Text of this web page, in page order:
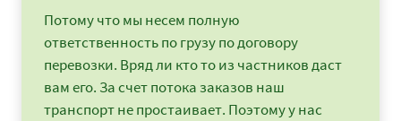
Потому что мы несем полную
ответственность по грузу по договору
перевозки. Вряд ли кто то из частников даст
вам его. За счет потока заказов наш
транспорт не простаивает. Поэтому у нас